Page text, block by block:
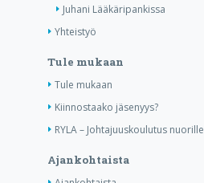
Juhani Lääkäripankissa
Yhteistyö
Tule mukaan
Tule mukaan
Kiinnostaako jäsenyys?
RYLA – Johtajuuskoulutus nuorille
Ajankohtaista